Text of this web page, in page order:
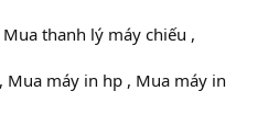
thanh lý máy chiếu ,
Mua máy in hp , Mua máy in